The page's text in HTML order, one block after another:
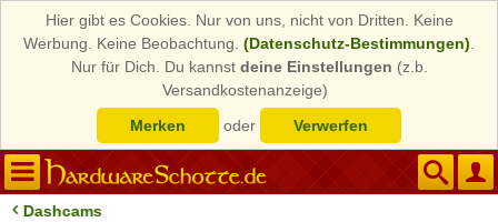
Hier gibt es Cookies. Nur von uns, nicht von Dritten. Keine
Werbung. Keine Beobachtung. (Datenschutz-Bestimmungen)
Nur für Dich. Du kannst deine Einstellungen (z.b.
Versandkostenanzeige)
Merken
oder Verwerfen
Dashcams